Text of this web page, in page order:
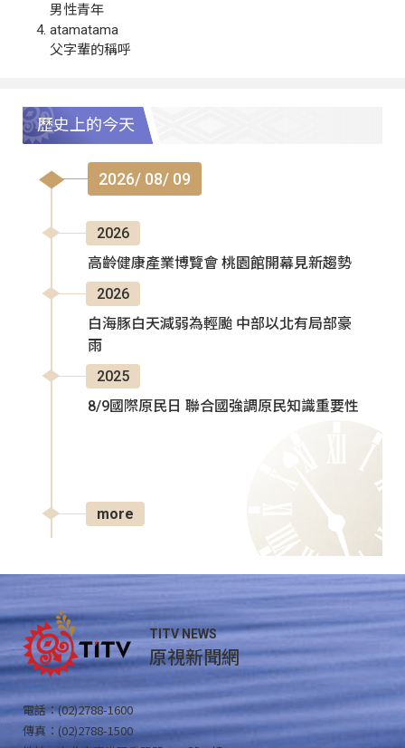
男性青年
atamatama
父字輩的稱呼
歷史上的今天
2026/ 08/ 09
2026
高齡健康產業博覽會 桃園館開幕見新趨勢
2026
白海豚白天減弱為輕颱 中部以北有局部豪
雨
2025
8/9國際原民日 聯合國強調原民知識重要性
more
TITV NEWS
原視新聞網
電話：(02)2788-1600
傳真：(02)2788-1500